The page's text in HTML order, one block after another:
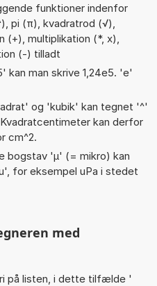
funktioner indenfor
pi (π), kvadratrod (√),
(+), multiplikation (*, x),
(-) tilladt
kan man skrive 1,24e5. 'e'
og 'kubik' kan tegnet '^'
kan derfor
cm^2.
bogstav 'µ' (= mikro) kan
for eksempel uPa i stedet
med
på listen, i dette tilfælde '